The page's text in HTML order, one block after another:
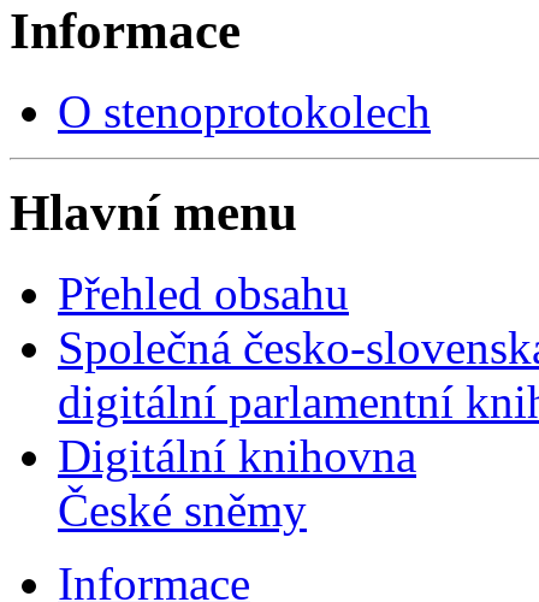
Informace
O stenoprotokolech
Hlavní menu
Přehled obsahu
Společná česko-
digitální parlamentní
Digitální knihovna
České sněmy
Informace